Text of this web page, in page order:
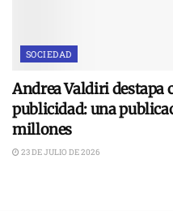
SOCIEDAD
Andrea Valdiri destapa
publicidad: una
millones
23 DE JULIO DE 2026